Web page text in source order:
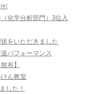
￼
化学分析部門）3位入
をいただきました
パフォーマンス
布】
ん教室
した！